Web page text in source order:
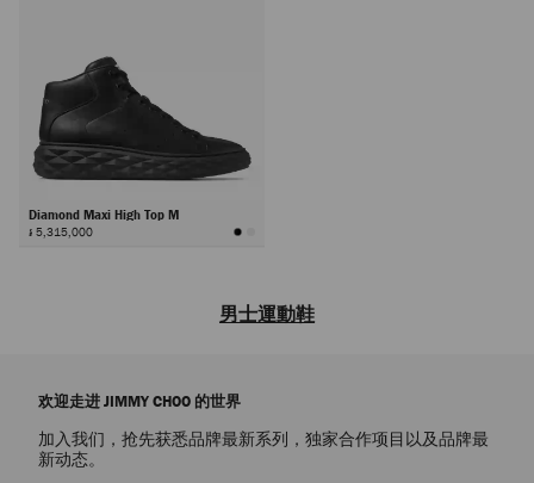
Diamond Maxi High Top M
៛ 5,315,000
男士運動鞋
休闲造型增添时尚亮点。每款都将舒适感与个性风格巧妙融合，为日常穿
搭注入现代精致感。
欢迎走进 JIMMY CHOO 的世界
加入我们，抢先获悉品牌最新系列，独家合作项目以及品牌最
新动态。